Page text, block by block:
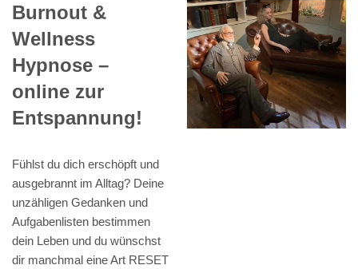
Burnout &
Wellness
Hypnose –
online zur
Entspannung!
Fühlst du dich erschöpft und
ausgebrannt im Alltag? Deine
unzähligen Gedanken und
Aufgabenlisten bestimmen
dein Leben und du wünschst
dir manchmal eine Art RESET